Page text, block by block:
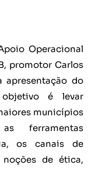
Operacional
promotor Carlos
apresentação do
é levar
municípios
ferramentas
os canais de
de ética,